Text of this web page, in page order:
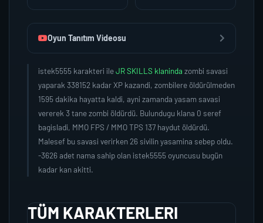
Oyun Tanıtım Videosu
istek5555 karakteri ileJR SKILLS klaninda zombi savasi
yaparak 338152 kadar XP kazandi, zombilere öldürülmeden
1595 dakika hayatta kaldi, ayni zamanda yasam savasi
vererek 3 tane zombi öldürdü. Bulundugu klana 0 seref
bagisladi, MMO FPS / MMO TPS 137 haydut öldürdü.
Malesef bu savasi verirken 26 sivilin yasamina sebep oldu.
-3626 adet nama sahip olan istek5555 oyuncusu bugün
kadar kan akitti.
TÜM KARAKTERLERI